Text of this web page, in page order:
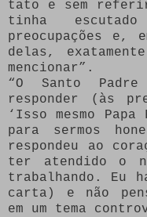
tato e sem
tinha
preocupações e,
delas,
mencionar”.
“O Santo
responder (às
‘Isso mesmo
para sermos
respondeu ao
ter atendido o
trabalhando. Eu
carta) e não
em um tema